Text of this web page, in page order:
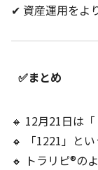
✔ 資産運用をよ
✅まとめ
🔸 12月21日は「
🔸 「1221」と
🔸 トラリピ®の